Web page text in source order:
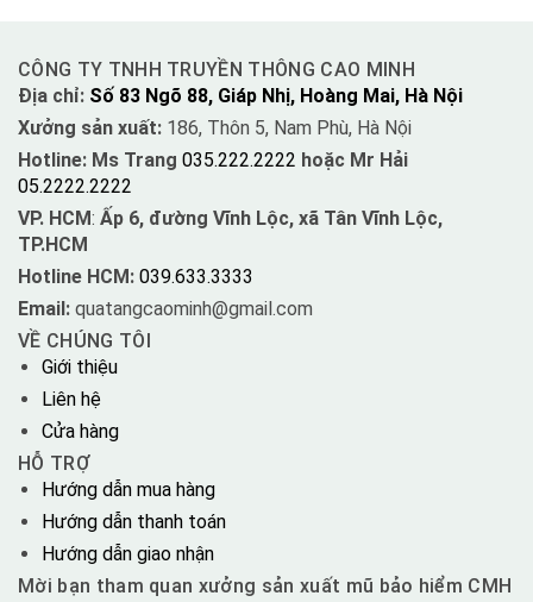
CÔNG TY TNHH TRUYỀN THÔNG CAO MINH
Địa chỉ: Số 83 Ngõ 88, Giáp Nhị, Hoàng Mai, Hà Nội
Xưởng sản xuất: 186, Thôn 5, Nam Phù, Hà Nội
Hotline: Ms Trang 035.222.2222 hoặc Mr Hải
05.2222.2222
VP. HCM: Ấp 6, đường Vĩnh Lộc, xã Tân Vĩnh Lộc,
TP.HCM
Hotline HCM: 039.633.3333
Email: quatangcaominh@gmail.com
VỀ CHÚNG TÔI
Giới thiệu
Liên hệ
Cửa hàng
HỖ TRỢ
Hướng dẫn mua hàng
Hướng dẫn thanh toán
Hướng dẫn giao nhận
Mời bạn tham quan xưởng sản xuất mũ bảo hiểm CMH